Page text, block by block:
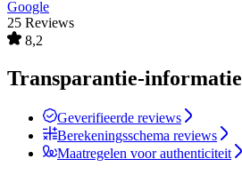
Google
25 Reviews
8,2
Transparantie-informatie
Geverifieerde reviews
Berekeningsschema reviews
Maatregelen voor authenticiteit